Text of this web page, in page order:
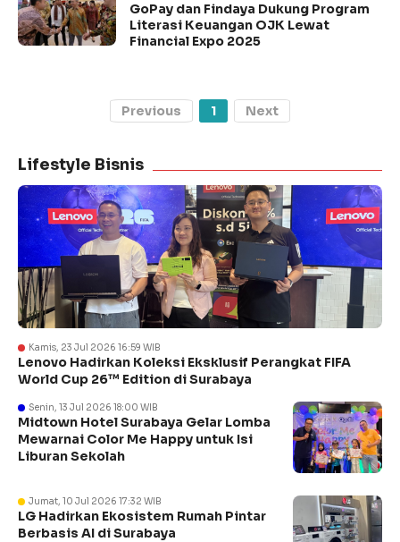
GoPay dan Findaya Dukung Program
Literasi Keuangan OJK Lewat
Financial Expo 2025
Previous 1 Next
Lifestyle Bisnis
Kamis, 23 Jul 2026 16:59 WIB
Lenovo Hadirkan Koleksi Eksklusif Perangkat FIFA
World Cup 26™ Edition di Surabaya
Senin, 13 Jul 2026 18:00 WIB
Midtown Hotel Surabaya Gelar Lomba
Mewarnai Color Me Happy untuk Isi
Liburan Sekolah
Jumat, 10 Jul 2026 17:32 WIB
LG Hadirkan Ekosistem Rumah Pintar
Berbasis AI di Surabaya